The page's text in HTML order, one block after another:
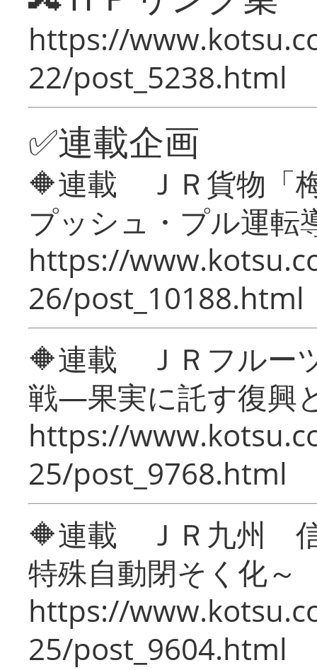
https://
22/post_5238.html
✅連載企画
🔶連載 ＪＲ貨物「
プッシュ・プル運転
https://
26/post_10188.html
🔶連載 ＪＲフルー
戦―果実に託す復興
https://
25/post_9768.html
🔶連載 ＪＲ九州 信
特殊自動閉そく化～
https://
25/post_9604.html